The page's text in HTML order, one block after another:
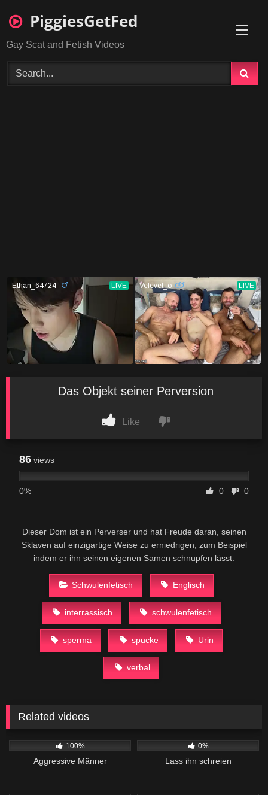
PiggiesGetFed
Gay Scat and Fetish Videos
Das Objekt seiner Perversion
Like
86 views
0% 0 0
Dieser Dom ist ein Perverser und hat Freude daran, seinen
Sklaven auf einzigartige Weise zu erniedrigen, zum Beispiel
indem er ihn seinen eigenen Samen schnupfen lässt.
Schwulenfetisch Englisch
interrassisch schwulenfetisch
sperma spucke Urin
verbal
Related videos
100%
Aggressive Männer
0%
Lass ihn schreien